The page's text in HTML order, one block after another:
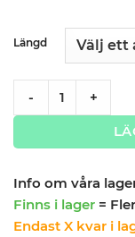
Längd
- +
Info om våra
Finns i lager =
Endast X kvar i